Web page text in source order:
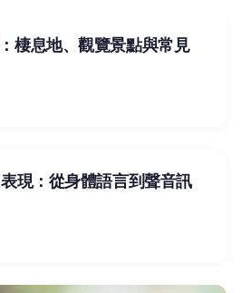
棲息地、觀覽景點與常見
現：從身體語言到聲音訊